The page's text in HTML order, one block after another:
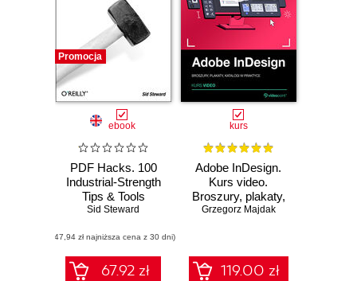
Promocja
ebook
PDF Hacks. 100
Industrial-Strength
Tips & Tools
Sid Steward
(47,94 zł najniższa cena z 30 dni)
67.92 zł
kurs
Adobe InDesign.
Kurs video.
Broszury, plakaty,
katalogi w praktyce
Grzegorz Majdak
119.00 zł